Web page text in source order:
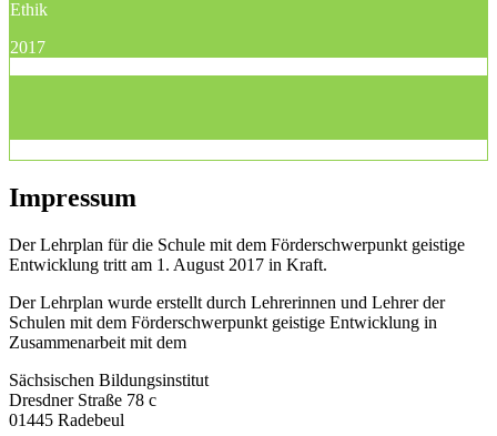
Ethik
2017
Impressum
Der Lehrplan für die Schule mit dem Förderschwerpunkt geistige
Entwicklung tritt am 1. August 2017 in Kraft.
Der Lehrplan wurde erstellt durch Lehrerinnen und Lehrer der
Schulen mit dem Förderschwerpunkt geistige Entwicklung in
Zusammenarbeit mit dem
Sächsischen Bildungsinstitut
Dresdner Straße 78 c
01445 Radebeul